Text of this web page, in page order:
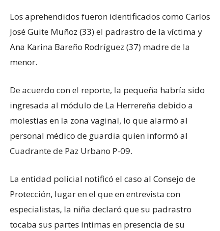
Los aprehendidos fueron identificados como Carlos
José Guite Muñoz (33) el padrastro de la víctima y
Ana Karina Bareño Rodríguez (37) madre de la
menor.
De acuerdo con el reporte, la pequeña habría sido
ingresada al módulo de La Herrereña debido a
molestias en la zona vaginal, lo que alarmó al
personal médico de guardia quien informó al
Cuadrante de Paz Urbano P-09.
La entidad policial notificó el caso al Consejo de
Protección, lugar en el que en entrevista con
especialistas, la niña declaró que su padrastro
tocaba sus partes íntimas en presencia de su